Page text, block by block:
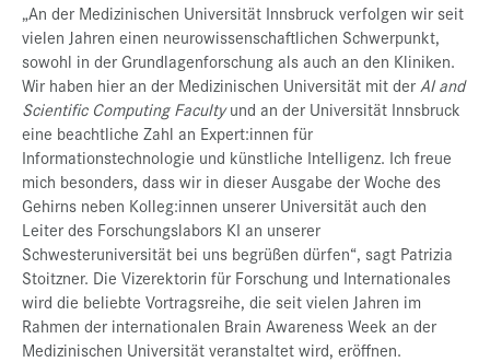
„An der Medizinischen Universität Innsbruck verfolgen wir seit
vielen Jahren einen neurowissenschaftlichen Schwerpunkt,
sowohl in der Grundlagenforschung als auch an den Kliniken.
Wir haben hier an der Medizinischen Universität mit der AI and
Scientific Computing Facultyund an der Universität Innsbruck
eine beachtliche Zahl an Expert:innen für
Informationstechnologie und künstliche Intelligenz. Ich freue
mich besonders, dass wir in dieser Ausgabe der Woche des
Gehirns neben Kolleg:innen unserer Universität auch den
Leiter des Forschungslabors KI an unserer
Schwesteruniversität bei uns begrüßen dürfen“, sagt Patrizia
Stoitzner. Die Vizerektorin für Forschung und Internationales
wird die beliebte Vortragsreihe, die seit vielen Jahren im
Rahmen der internationalen Brain Awareness Week an der
Medizinischen Universität veranstaltet wird, eröffnen.